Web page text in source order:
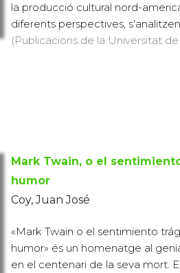
la producció cultural nord-
diferents perspectives,
(Publicacions de la Universitat de
Mark Twain, o el
humor
Coy, Juan José
«Mark Twain o el sentimiento
humor» és un homenatge al
en el centenari de la seva mort.